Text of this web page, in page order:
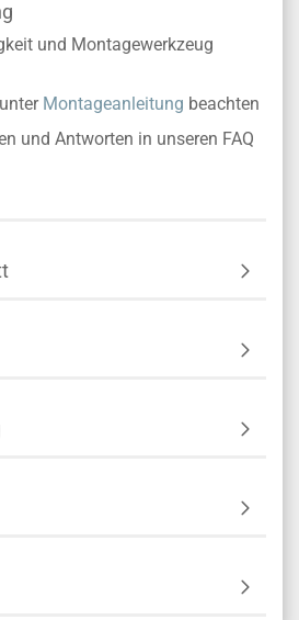
und Montagewerkzeug
Montageanleitung beachten
und Antworten in unseren FAQ